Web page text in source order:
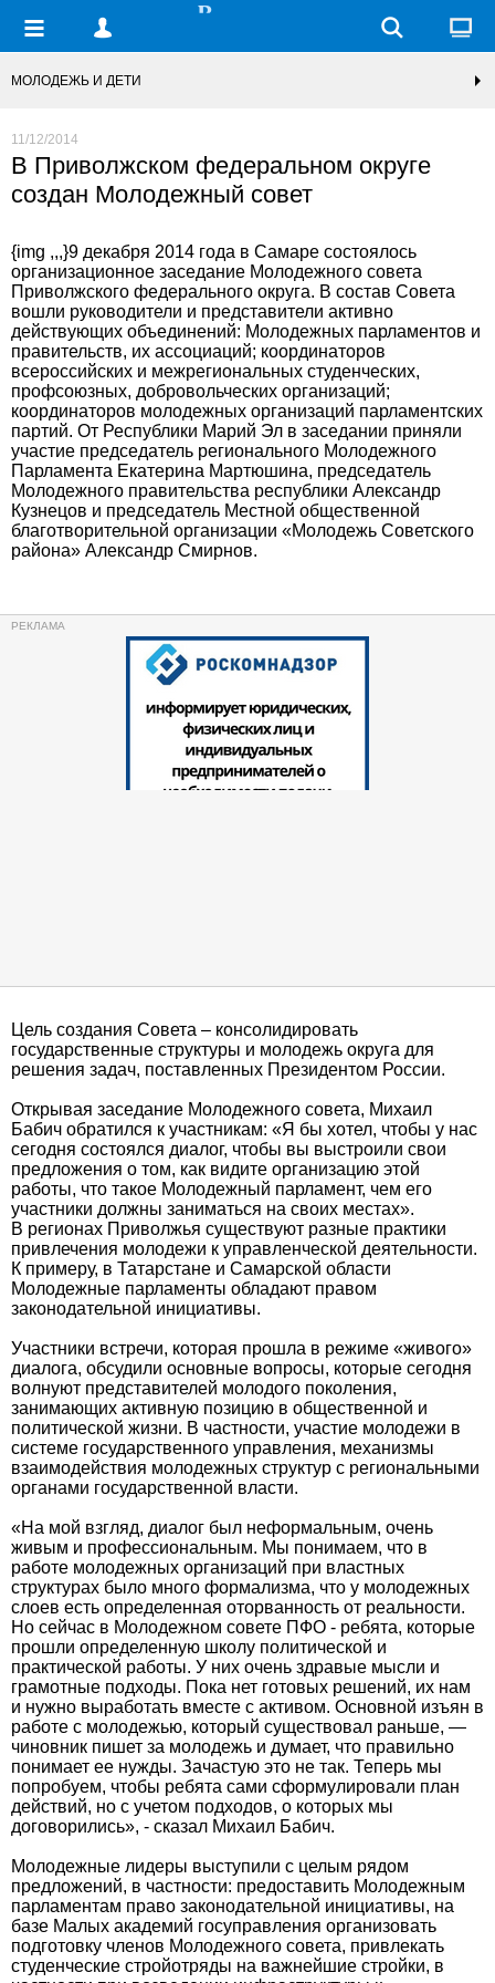
МОЛОДЕЖЬ И ДЕТИ
11/12/2014
В Приволжском федеральном округе
создан Молодежный совет
{img ,,,}9 декабря 2014 года в Самаре состоялось
организационное заседание Молодежного совета
Приволжского федерального округа. В состав Совета
вошли руководители и представители активно
действующих объединений: Молодежных парламентов и
правительств, их ассоциаций; координаторов
всероссийских и межрегиональных студенческих,
профсоюзных, добровольческих организаций;
координаторов молодежных организаций парламентских
партий. От Республики Марий Эл в заседании приняли
участие председатель регионального Молодежного
Парламента Екатерина Мартюшина, председатель
Молодежного правительства республики Александр
Кузнецов и председатель Местной общественной
благотворительной организации «Молодежь Советского
района» Александр Смирнов.
Цель создания Совета – консолидировать
государственные структуры и молодежь округа для
решения задач, поставленных Президентом России.
Открывая заседание Молодежного совета, Михаил
Бабич обратился к участникам: «Я бы хотел, чтобы у нас
сегодня состоялся диалог, чтобы вы выстроили свои
предложения о том, как видите организацию этой
работы, что такое Молодежный парламент, чем его
участники должны заниматься на своих местах».
В регионах Приволжья существуют разные практики
привлечения молодежи к управленческой деятельности.
К примеру, в Татарстане и Самарской области
Молодежные парламенты обладают правом
законодательной инициативы.
Участники встречи, которая прошла в режиме «живого»
диалога, обсудили основные вопросы, которые сегодня
волнуют представителей молодого поколения,
занимающих активную позицию в общественной и
политической жизни. В частности, участие молодежи в
системе государственного управления, механизмы
взаимодействия молодежных структур с региональными
органами государственной власти.
«На мой взгляд, диалог был неформальным, очень
живым и профессиональным. Мы понимаем, что в
работе молодежных организаций при властных
структурах было много формализма, что у молодежных
слоев есть определенная оторванность от реальности.
Но сейчас в Молодежном совете ПФО - ребята, которые
прошли определенную школу политической и
практической работы. У них очень здравые мысли и
грамотные подходы. Пока нет готовых решений, их нам
и нужно выработать вместе с активом. Основной изъян в
работе с молодежью, который существовал раньше, —
чиновник пишет за молодежь и думает, что правильно
понимает ее нужды. Зачастую это не так. Теперь мы
попробуем, чтобы ребята сами сформулировали план
действий, но с учетом подходов, о которых мы
договорились», - сказал Михаил Бабич.
Молодежные лидеры выступили с целым рядом
предложений, в частности: предоставить Молодежным
парламентам право законодательной инициативы, на
базе Малых академий госуправления организовать
подготовку членов Молодежного совета, привлекать
студенческие стройотряды на важнейшие стройки, в